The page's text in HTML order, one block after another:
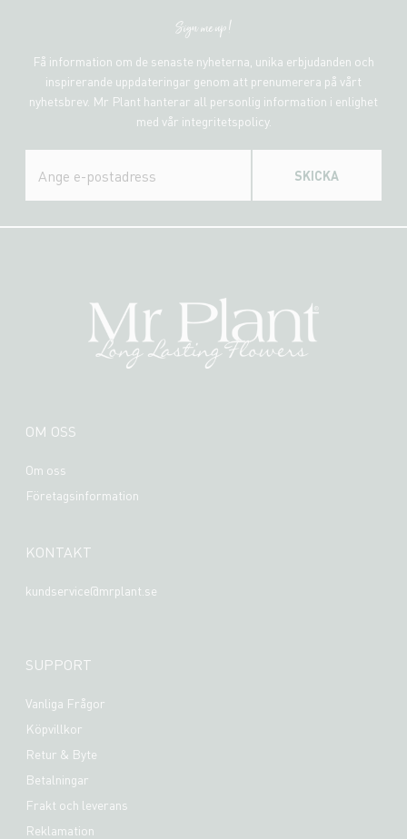
Sign me up!
Få information om de senaste nyheterna, unika erbjudanden och
inspirerande uppdateringar genom att prenumerera på vårt
nyhetsbrev. Mr Plant hanterar all personlig information i enlighet
med vår integritetspolicy.
SKICKA
OM OSS
Om oss
Företagsinformation
KONTAKT
kundservice@mrplant.se
SUPPORT
Vanliga Frågor
Köpvillkor
Retur & Byte
Betalningar
Frakt och leverans
Reklamation